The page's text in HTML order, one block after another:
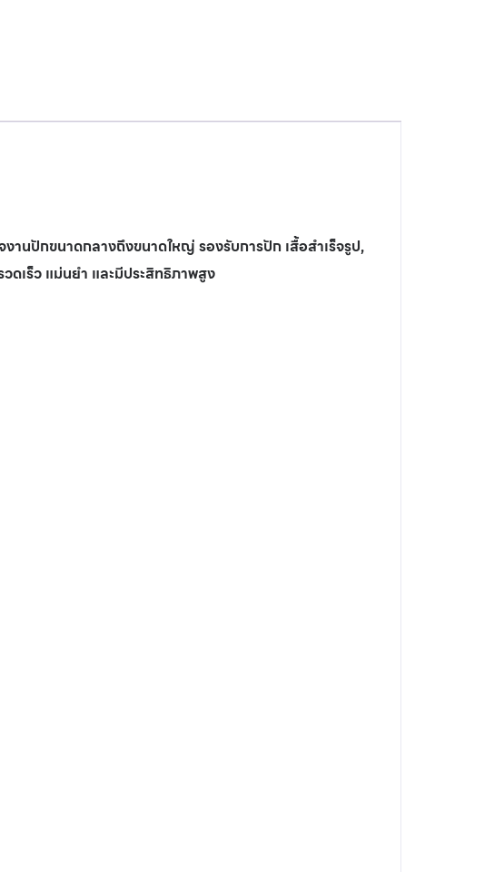
านปักขนาดกลางถึงขนาดใหญ่ รองรับการปัก เสื้อสำเร็จรูป,
ดเร็ว แม่นยำ และมีประสิทธิภาพสูง